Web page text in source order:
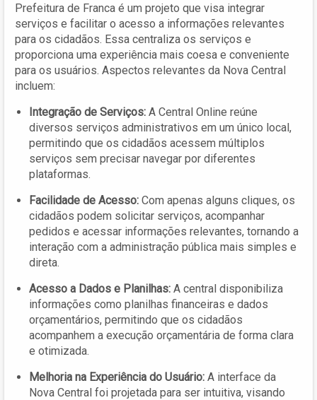
Prefeitura de Franca é um projeto que visa integrar
serviços e facilitar o acesso a informações relevantes
para os cidadãos. Essa centraliza os serviços e
proporciona uma experiência mais coesa e conveniente
para os usuários. Aspectos relevantes da Nova Central
incluem:
Integração de Serviços: A Central Online reúne
diversos serviços administrativos em um único local,
permitindo que os cidadãos acessem múltiplos
serviços sem precisar navegar por diferentes
plataformas.
Facilidade de Acesso: Com apenas alguns cliques, os
cidadãos podem solicitar serviços, acompanhar
pedidos e acessar informações relevantes, tornando a
interação com a administração pública mais simples e
direta.
Acesso a Dados e Planilhas: A central disponibiliza
informações como planilhas financeiras e dados
orçamentários, permitindo que os cidadãos
acompanhem a execução orçamentária de forma clara
e otimizada.
Melhoria na Experiência do Usuário: A interface da
Nova Central foi projetada para ser intuitiva, visando